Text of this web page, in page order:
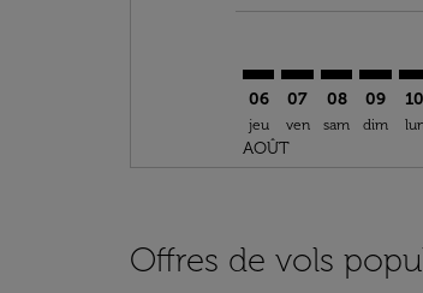
06
jeu
AOÛT
07
ven
08
sam
09
dim
10
Offres de vols